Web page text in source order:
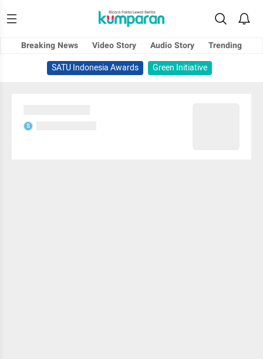
Breaking News Video Story Audio Story
Trending
SATU Indonesia Awards
Green Initiative
S